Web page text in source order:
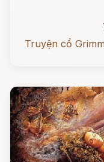
Truyện cổ Grimm